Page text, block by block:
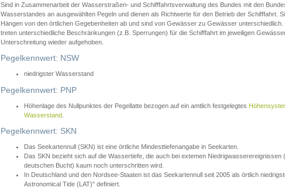
Sind in Zusammenarbeit der Wasserstraßen- und Schifffahrtsverwaltung des Bundes mit den
Wasserstandes an ausgewählten Pegeln und dienen als Richtwerte für den Betrieb der Schifffahrt.
Hängen von den örtlichen Gegebenheiten ab und sind von Gewässer zu Gewässer
treten unterschiedliche Beschränkungen (z.B. Sperrungen) für die Schifffahrt im jeweiligen
Unterschreitung wieder aufgehoben.
Pegelkennwert: NSW
niedrigster Wasserstand
Pegelkennwert: PNP
Höhenlage des Nullpunktes der Pegellatte bezogen auf ein amtlich festgelegtes
Wasserstand
Pegelkennwert: SKN
Das Seekartennull (SKN) ist eine örtliche Mindesttiefenangabe in Seekarten.
Das SKN bezieht sich auf die Wassertiefe, die auch bei extemen Niedrigwasserereignissen
deutschen Bucht) kaum noch unterschritten wird.
In Deutschland und den Nordsee-Staaten ist das Seekartennull seit 2005 als örtlich
Astronomical Tide (LAT)" definiert.